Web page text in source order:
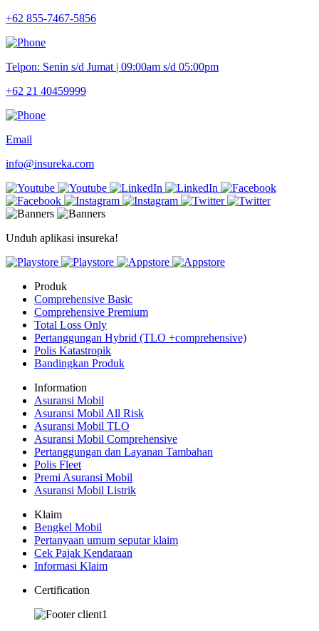
+62 855-7467-5856
Telpon: Senin s/d Jumat | 09:00am s/d 05:00pm
+62 21 40459999
Email
info@insureka.com
Unduh aplikasi insureka!
Produk
Comprehensive Basic
Comprehensive Premium
Total Loss Only
Pertanggungan Hybrid (TLO +comprehensive)
Polis Katastropik
Bandingkan Produk
Information
Asuransi Mobil
Asuransi Mobil All Risk
Asuransi Mobil TLO
Asuransi Mobil Comprehensive
Pertanggungan dan Layanan Tambahan
Polis Fleet
Premi Asuransi Mobil
Asuransi Mobil Listrik
Klaim
Bengkel Mobil
Pertanyaan umum seputar klaim
Cek Pajak Kendaraan
Informasi Klaim
Certification